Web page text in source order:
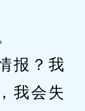
报？我
我会失